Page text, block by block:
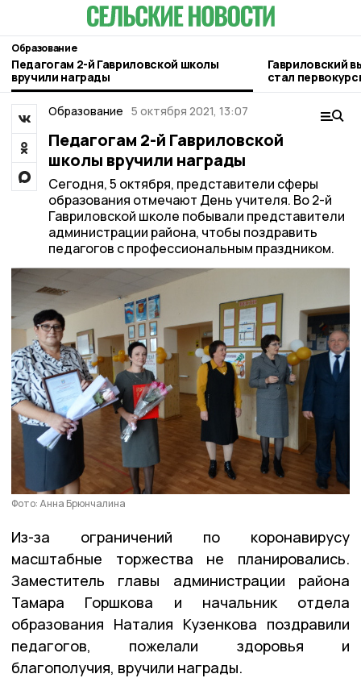
Образование
Педагогам 2-й Гавриловской школы
вручили награды
Гавриловский
стал
Образование 5 октября 2021, 13:07
Педагогам 2-й Гавриловской
школы вручили награды
Сегодня, 5 октября, представители сферы
образования отмечают День учителя. Во 2-й
Гавриловской школе побывали представители
администрации района, чтобы поздравить
педагогов с профессиональным праздником.
Фото: Анна Брюнчалина
Из-за ограничений по коронавирусу
масштабные торжества не планировались.
Заместитель главы администрации района
Тамара Горшкова и начальник отдела
образования Наталия Кузенкова поздравили
педагогов, пожелали здоровья и
благополучия, вручили награды.